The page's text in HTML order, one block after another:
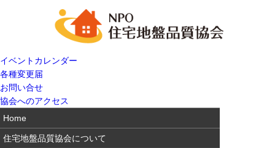
イベントカレンダー
各種変更届
お問い合せ
協会へのアクセス
Home
住宅地盤品質協会について